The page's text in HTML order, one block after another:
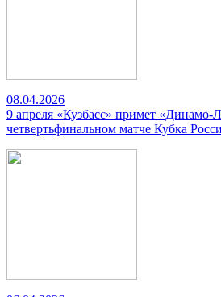
08.04.2026
9 апреля «Кузбасс» примет
четвертьфинальном матче Кубка